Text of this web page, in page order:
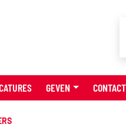
GEVEN CONTACT